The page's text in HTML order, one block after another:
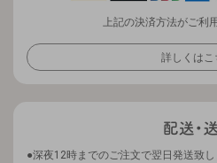
上記の決済方法がご利
詳しくはこ
深夜12時までのご注文で翌日発送致し